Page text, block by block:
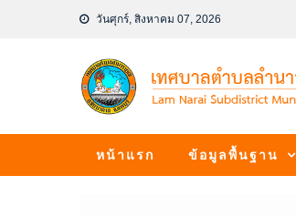
วันศุกร์, สิงหาคม 07, 2026
หน้าแรก ข้อมูลพื้นฐาน